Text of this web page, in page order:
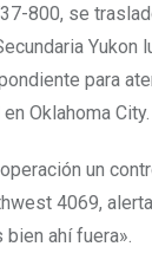
800, se
Yukon
para
Oklahoma City.
un
4069,
bien ahí fuera».